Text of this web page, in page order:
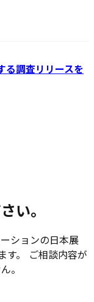
る調査リリースを
い。
ションの日本展
す。 ご相談内容が
。